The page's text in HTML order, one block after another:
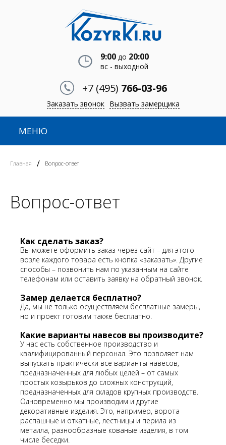
9:00до 20:00
вс - выходной
+7 (495) 766-03-96
Заказать звонок Вызвать замерщика
МЕНЮ
Главная / Вопрос-ответ
Вопрос-ответ
Как сделать заказ?
Вы можете оформить заказ через сайт – для этого
возле каждого товара есть кнопка «заказать». Другие
способы – позвонить нам по указанным на сайте
телефонам или оставить заявку на обратный звонок.
Замер делается бесплатно?
Да, мы не только осуществляем бесплатные замеры,
но и проект готовим также бесплатно.
Какие варианты навесов вы производите?
У нас есть собственное производство и
квалифицированный персонал. Это позволяет нам
выпускать практически все варианты навесов,
предназначенных для любых целей – от самых
простых козырьков до сложных конструкций,
предназначенных для складов крупных производств.
Одновременно мы производим и другие
декоративные изделия. Это, например, ворота
распашные и откатные, лестницы и перила из
металла, разнообразные кованые изделия, в том
числе беседки.